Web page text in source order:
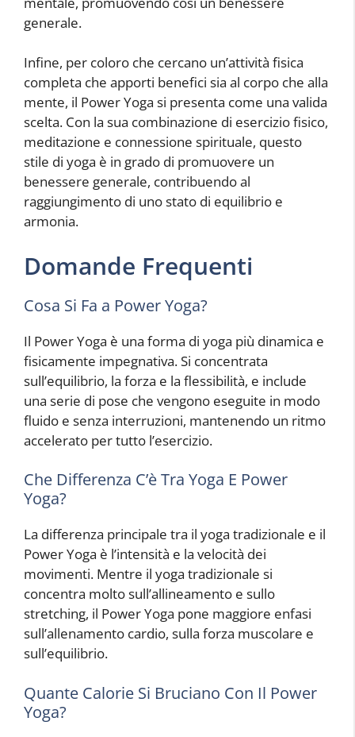
generale.
Infine, per coloro che cercano un’attività fisica
completa che apporti benefici sia al corpo che alla
mente, il Power Yoga si presenta come una valida
scelta. Con la sua combinazione di esercizio fisico,
meditazione e connessione spirituale, questo
stile di yoga è in grado di promuovere un
benessere generale, contribuendo al
raggiungimento di uno stato di equilibrio e
armonia.
Domande Frequenti
Cosa Si Fa a Power Yoga?
Il Power Yoga è una forma di yoga più dinamica e
fisicamente impegnativa. Si concentrata
sull’equilibrio, la forza e la flessibilità, e include
una serie di pose che vengono eseguite in modo
fluido e senza interruzioni, mantenendo un ritmo
accelerato per tutto l’esercizio.
Che Differenza C’è Tra Yoga E Power
Yoga?
La differenza principale tra il yoga tradizionale e il
Power Yoga è l’intensità e la velocità dei
movimenti. Mentre il yoga tradizionale si
concentra molto sull’allineamento e sullo
stretching, il Power Yoga pone maggiore enfasi
sull’allenamento cardio, sulla forza muscolare e
sull’equilibrio.
Quante Calorie Si Bruciano Con Il Power
Yoga?